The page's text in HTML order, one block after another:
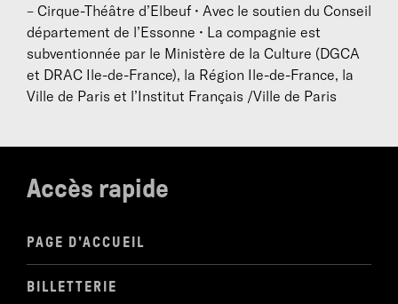
– Cirque-Théâtre d’Elbeuf • Avec le soutien du Conseil
département de l’Essonne • La compagnie est
subventionnée par le Ministère de la Culture (DGCA
et DRAC Ile-de-France), la Région Ile-de-France, la
Ville de Paris et l’Institut Français /Ville de Paris
Accès rapide
PAGE D'ACCUEIL
BILLETTERIE